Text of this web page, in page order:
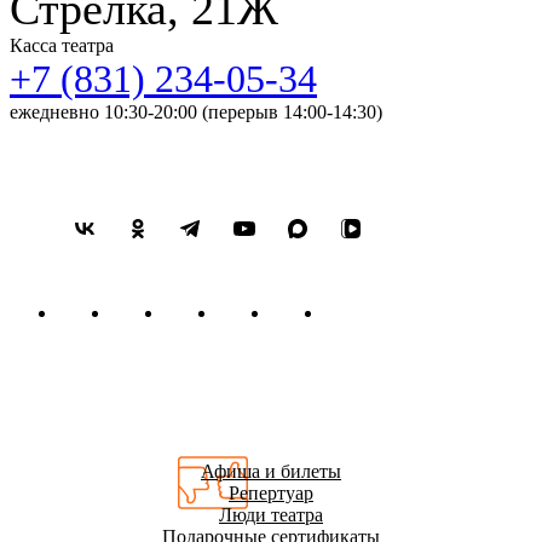
Касса театра
+7 (831) 234-05-34
ежедневно 10:30-20:00 (перерыв 14:00-14:30)
Афиша и билеты
Репертуар
Люди театра
Подарочные сертификаты